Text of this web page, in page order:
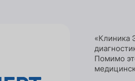
«Клиника
Помимо